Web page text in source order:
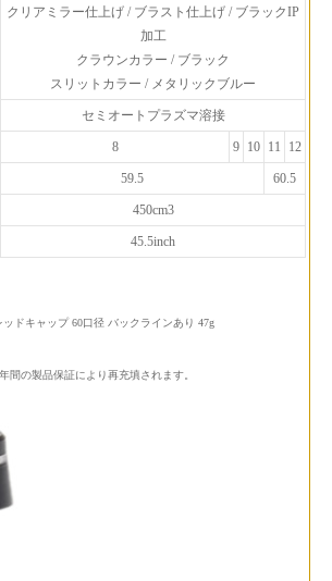
クリアミラー仕上げ / ブラスト仕上げ / ブラックIP
加工
クラウンカラー / ブラック
スリットカラー / メタリックブルー
セミオートプラズマ溶接
8 9 10 11 12
59.5 60.5
450cm3
45.5inch
ドキャップ 60口径 バックラインあり 47g
間の製品保証により再充填されます。